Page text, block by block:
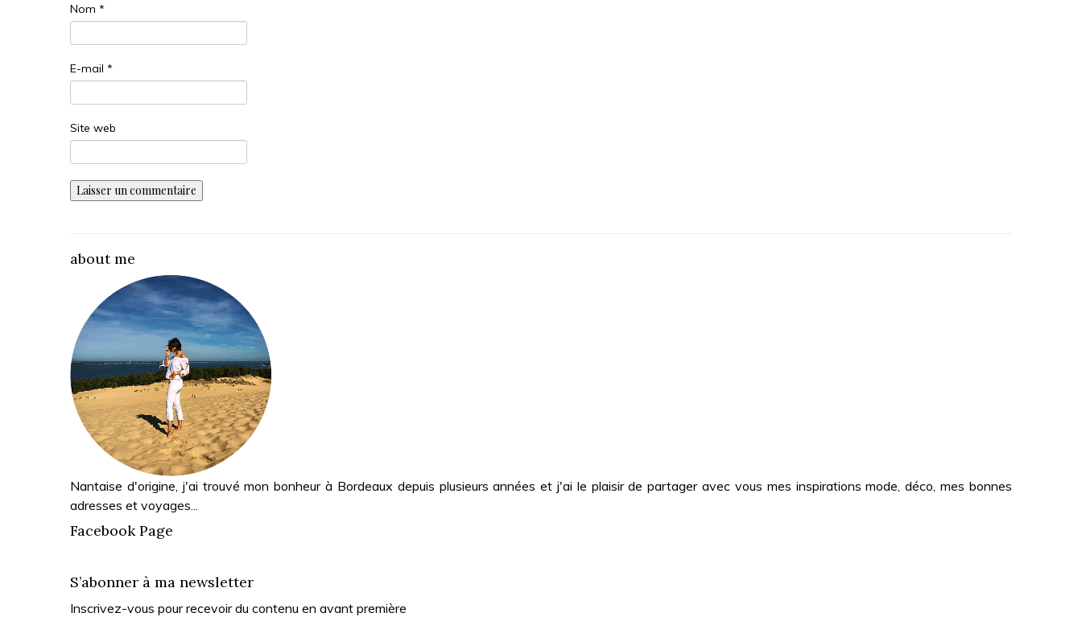
Nom *
E-mail *
Site web
about me
Nantaise d'origine, j'ai trouvé mon bonheur à Bordeaux depuis plusieurs années et j'ai le plaisir de partager avec vous mes inspirations mode, déco, mes bonnes
adresses et voyages...
Facebook Page
S’abonner à ma newsletter
Inscrivez-vous pour recevoir du contenu en avant première